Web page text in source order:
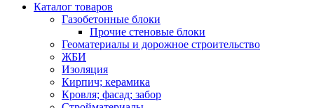
Каталог товаров
Газобетонные блоки
Прочие стеновые блоки
Геоматериалы и дорожное строительство
ЖБИ
Изоляция
Кирпич; керамика
Кровля; фасад; забор